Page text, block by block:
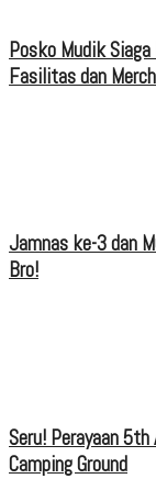
Posko Mudik
Fasilitas dan
Jamnas ke-3 dan
Bro!
Seru! Perayaan
Camping Ground